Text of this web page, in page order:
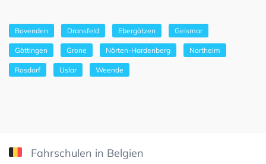
Bovenden Dransfeld Ebergötzen Geismar
Göttingen Grone Nörten-Hardenberg Northeim
Rosdorf Uslar Weende
Fahrschulen in Belgien